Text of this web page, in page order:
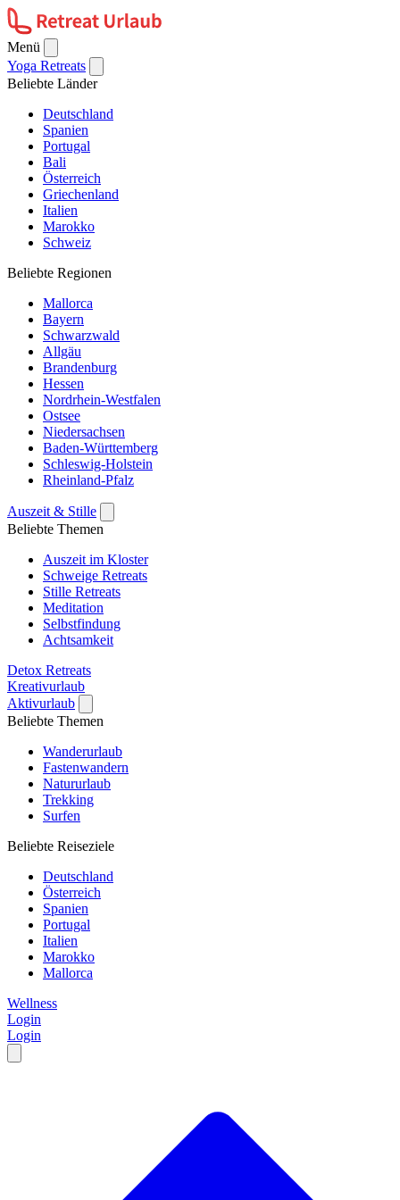
Menü
Yoga Retreats
Beliebte Länder
Deutschland
Spanien
Portugal
Bali
Österreich
Griechenland
Italien
Marokko
Schweiz
Beliebte Regionen
Mallorca
Bayern
Schwarzwald
Allgäu
Brandenburg
Hessen
Nordrhein-Westfalen
Ostsee
Niedersachsen
Baden-Württemberg
Schleswig-Holstein
Rheinland-Pfalz
Auszeit & Stille
Beliebte Themen
Auszeit im Kloster
Schweige Retreats
Stille Retreats
Meditation
Selbstfindung
Achtsamkeit
Detox Retreats
Kreativurlaub
Aktivurlaub
Beliebte Themen
Wanderurlaub
Fastenwandern
Natururlaub
Trekking
Surfen
Beliebte Reiseziele
Deutschland
Österreich
Spanien
Portugal
Italien
Marokko
Mallorca
Wellness
Login
Login